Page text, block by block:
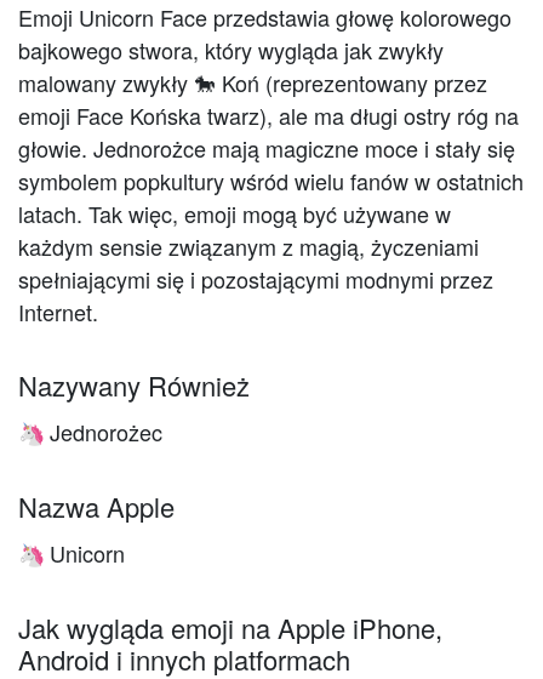
Emoji Unicorn Face przedstawia głowę kolorowego
bajkowego stwora, który wygląda jak zwykły
malowany zwykły 🐎 Koń (reprezentowany przez
emoji Face Końska twarz), ale ma długi ostry róg na
głowie. Jednorożce mają magiczne moce i stały się
symbolem popkultury wśród wielu fanów w ostatnich
latach. Tak więc, emoji mogą być używane w
każdym sensie związanym z magią, życzeniami
spełniającymi się i pozostającymi modnymi przez
Internet.
Nazywany Również
🦄 Jednorożec
Nazwa Apple
🦄 Unicorn
Jak wygląda emoji na Apple iPhone,
Android i innych platformach